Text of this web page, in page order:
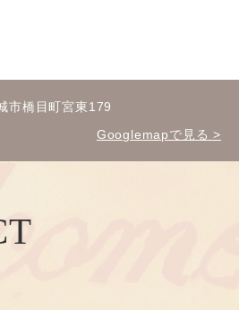
橋目町宮東179
Googlemapで見る >